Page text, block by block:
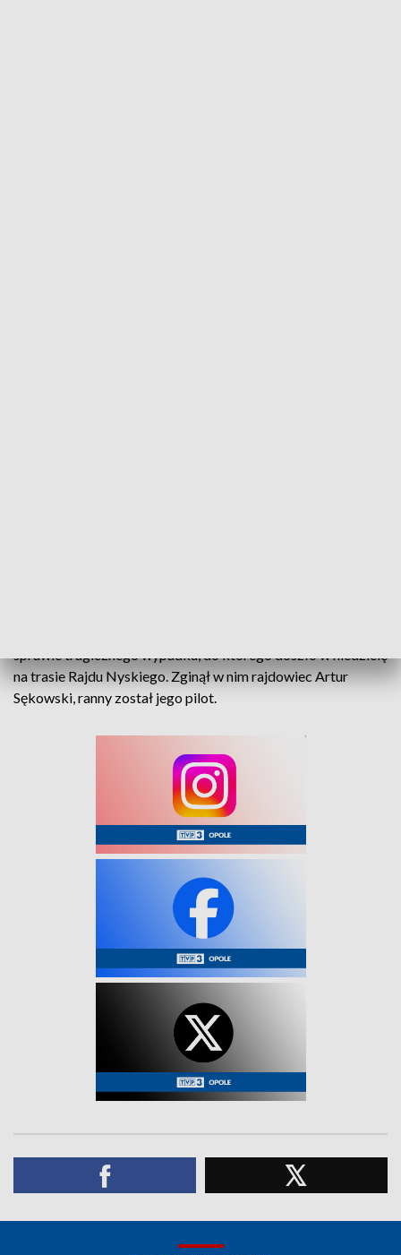
sprawie tragicznego wypadku, do którego doszło w niedzielę
na trasie Rajdu Nyskiego. Zginął w nim rajdowiec Artur
Sękowski, ranny został jego pilot.